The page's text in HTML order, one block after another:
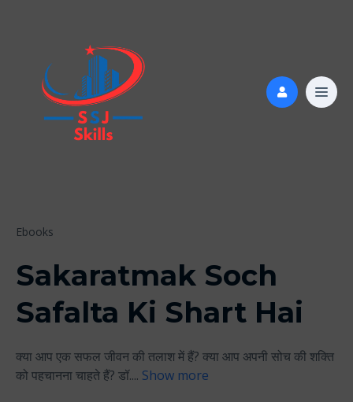
Ebooks
Sakaratmak Soch
Safalta Ki Shart Hai
क्या आप एक सफल जीवन की तलाश में हैं? क्या आप अपनी सोच की शक्ति
को पहचानना चाहते हैं? डॉ.... Show more